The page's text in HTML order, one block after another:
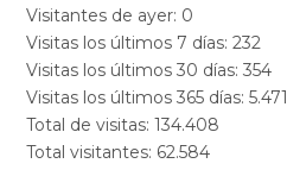
Visitantes de ayer: 0
Visitas los últimos 7 días:232
Visitas los últimos 30 días:354
Visitas los últimos 365 días:5.471
Total de visitas:134.408
Total visitantes: 62.584